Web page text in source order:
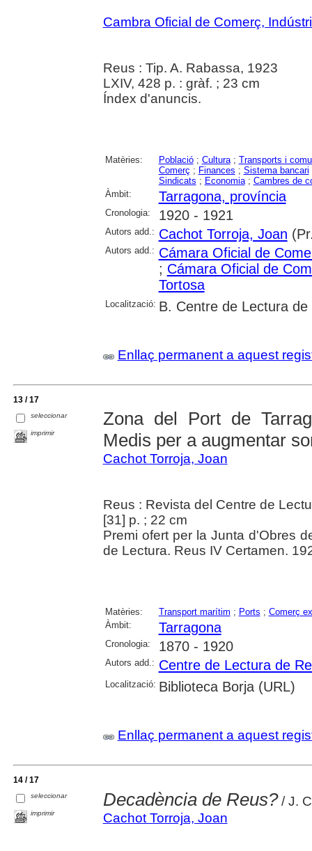
Cambra Oficial de Comerç,
Reus : Tip. A. Rabassa, 1923
LXIV, 428 p. : gràf. ; 23 cm
Índex d'anuncis.
Matèries: Població; Cultura; Transports i
Comerç ; Finances ; Sistema bancari
Sindicats ; Economia; Cambres de
Àmbit:
Tarragona, província
Cronologia: 1920 - 1921
Autors add.: Cachot Torroja, Joan
Autors add.: Cámara Oficial de
; Cámara Oficial de
Tortosa
Localització: B. Centre de Lectura de
Enllaç permanent a aquest
13 / 17
seleccionar
imprimir
Zona del Port de
Medis per a augmentar
Cachot Torroja, Joan
Reus : Revista del Centre de
[31] p. ; 22 cm
Premi ofert per la Junta d'Obres
de Lectura. Reus IV Certamen.
Matèries: Transport marítim ; Ports ; Comerç
Àmbit:
Tarragona
Cronologia: 1870 - 1920
Autors add.: Centre de Lectura de
Localització: Biblioteca Borja (URL)
Enllaç permanent a aquest
14 / 17
seleccionar
imprimir
Decadència de Reus?/ J.
Cachot Torroja, Joan